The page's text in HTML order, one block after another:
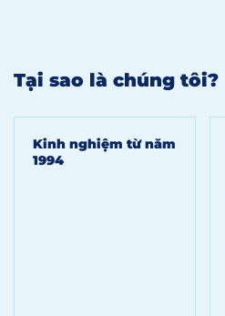
Tại sao là chúng tôi?
Kinh nghiệm từ năm
1994